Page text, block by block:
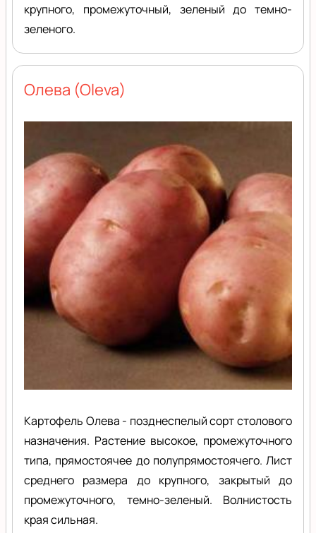
крупного, промежуточный, зеленый до темно-
зеленого.
Олева (Oleva)
Картофель Олева - позднеспелый сорт столового
назначения. Растение высокое, промежуточного
типа, прямостоячее до полупрямостоячего. Лист
среднего размера до крупного, закрытый до
промежуточного, темно-зеленый. Волнистость
края сильная.